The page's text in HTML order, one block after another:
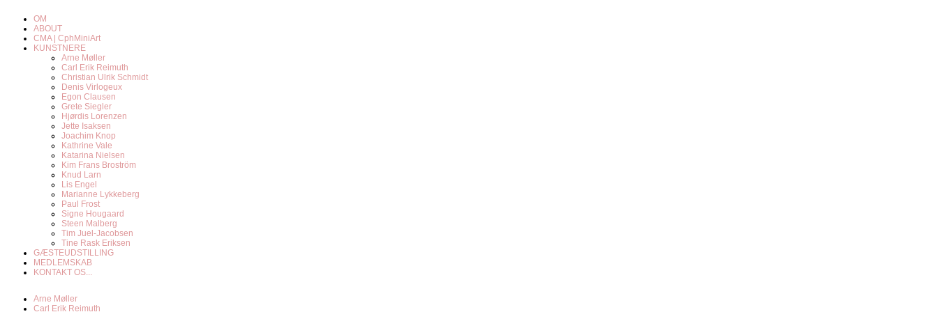
OM
ABOUT
CMA | CphMiniArt
KUNSTNERE
Arne Møller
Carl Erik Reimuth
Christian Ulrik Schmidt
Denis Virlogeux
Egon Clausen
Grete Siegler
Hjørdis Lorenzen
Jette Isaksen
Joachim Knop
Kathrine Vale
Katarina Nielsen
Kim Frans Broström
Knud Larn
Lis Engel
Marianne Lykkeberg
Paul Frost
Signe Hougaard
Steen Malberg
Tim Juel-Jacobsen
Tine Rask Eriksen
GÆSTEUDSTILLING
MEDLEMSKAB
KONTAKT OS...
Arne Møller
Carl Erik Reimuth